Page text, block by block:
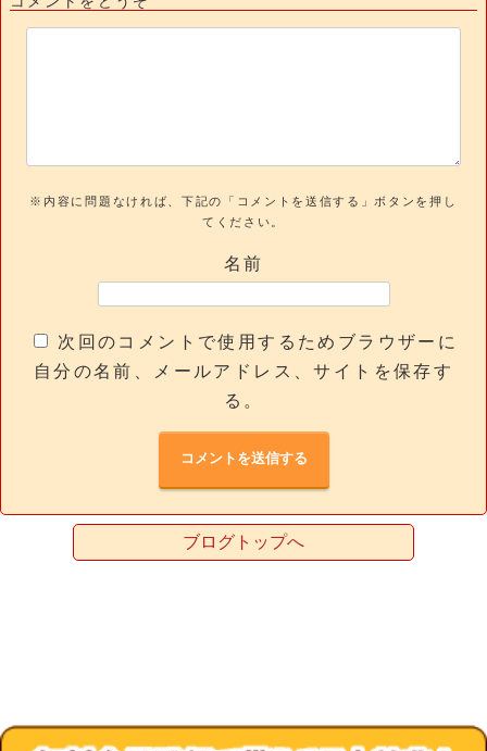
※内容に問題なければ、下記の「コメントを送信する」ボタンを押し
てください。
名前
次回のコメントで使用するためブラウザーに
自分の名前、メールアドレス、サイトを保存す
る。
ブログトップへ